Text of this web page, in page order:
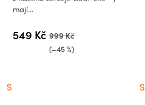
549 Kč 999 Kč
(–45 %)
mají...
S S